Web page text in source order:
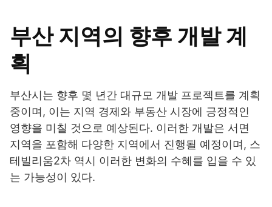
부산 지역의 향후 개발 계
획
부산시는 향후 몇 년간 대규모 개발 프로젝트를 계획
중이며, 이는 지역 경제와 부동산 시장에 긍정적인
영향을 미칠 것으로 예상된다. 이러한 개발은 서면
지역을 포함해 다양한 지역에서 진행될 예정이며, 스
테빌리움2차 역시 이러한 변화의 수혜를 입을 수 있
는 가능성이 있다.